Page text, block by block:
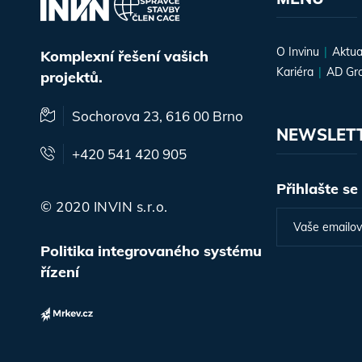
Komplexní řešení vašich
projektů.
Sochorova 23, 616 00 Brno
+420 541 420 905
© 2020 INVIN s.r.o.
Politika integrovaného systému
řízení
O Invinu
Kariéra
AD
Přihlašte